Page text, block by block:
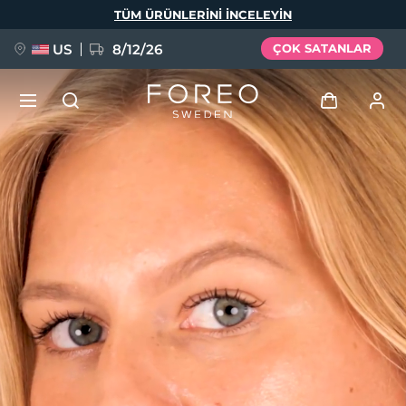
TÜM ÜRÜNLERINI INCELEYIN
US 8/12/26 ÇOK SATANLAR
Giriş
Kullanici profi̇li̇
Cihazlarım
Siparişlerim
Adresim
YENİ
FAQ™ Pure Beauty-Tech Elixir
BREAKING NEWS
issa™ Teeth Whitening Set
Dil Seçimi
English Deutsch
Español
Français
Italiano
Português
Polski
Svenska
Русский
Türkçe
简体中文